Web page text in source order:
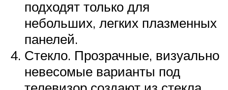
подходят только для
небольших, легких плазменных
панелей.
Стекло. Прозрачные, визуально
невесомые варианты под